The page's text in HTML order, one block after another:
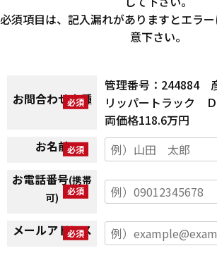
必須項目は、記入漏れがありますとエラ
意下さい。
お問合わせ車種
管理番号：244884
リッパートラック
両価格118.6万円
お名前
お電話番号(携帯
可)
メールアドレス